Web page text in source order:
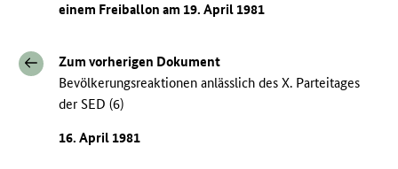
einem Freiballon am 19. April 1981
Zum vorherigen Dokument
Bevölkerungsreaktionen anlässlich des X. Parteitages
der SED (6)
16. April 1981